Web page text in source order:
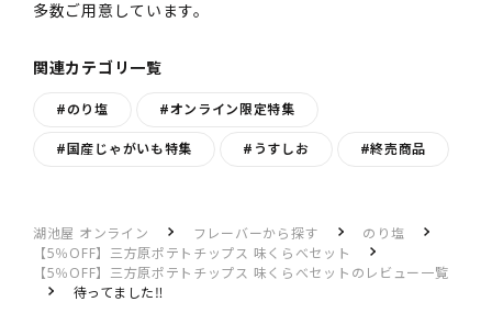
多数ご用意しています。
関連カテゴリ一覧
#のり塩 #オンライン限定特集
#国産じゃがいも特集 #うすしお #終売商品
湖池屋 オンライン フレーバーから探す
のり塩
【5％OFF】三方原ポテトチップス 味くらべセット
【5％OFF】三方原ポテトチップス 味くらべセットのレビュー一覧
待ってました‼️